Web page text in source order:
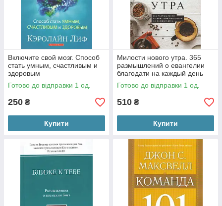
Включите свой мозг. Способ
стать умным, счастливым и
здоровым
Готово до відправки 1 од.
250 ₴
Купити
Милости нового утра. 365
размышлений о евангелии
благодати на каждый день
Готово до відправки 1 од.
510 ₴
Купити